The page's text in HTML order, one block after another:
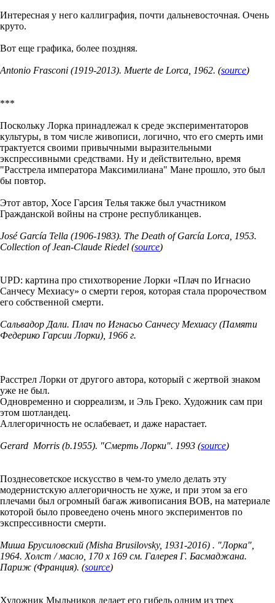
Интересная у него каллиграфия, почти дальневосточная. Очень
круто.
Вот еще графика, более поздняя.
Antonio Frasconi (1919-2013). Muerte de Lorca, 1962. (source)
***
Поскольку Лорка принадлежал к среде экспериментаторов
культуры, в том числе живописи, логично, что его смерть ими
трактуется своими привычными выразительными
экспрессивными средствами. Ну и действительно, время
"Расстрела императора Максимилиана" Мане прошло, это был
бы повтор.
Этот автор, Хосе Гарсия Телья также был участником
Гражданской войны на строне республиканцев.
José García Tella (1906-1983). The Death of García Lorca, 1953.
Collection of Jean-Claude Riedel (source)
UPD: картина про стихотворение Лорки «Плач по Игнасио
Санчесу Мехиасу» о смерти героя, которая стала пророчеством
его собственной смерти.
Сальвадор Дали. Плач по Игнасьо Санчесу Мехиасу (Памяти
Федерико Гарсии Лорки), 1966 г.
Расстрел Лорки от другого автора, который с жертвой знаком
уже не был.
Одновременно и сюрреализм, и Эль Греко. Художник сам при
этом шотландец.
Аллегоричность не ослабевает, и даже нарастает.
Gerard Morris (b.1955). "Смерть Лорки". 1993 (source)
Позднесоветское искусство в чем-то умело делать эту
модернистскую аллегоричность не хуже, и при этом за его
плечами был огромный багаж живописания ВОВ, на материале
которой было провеедено очень много экспериментов по
экспрессивности смерти.
Миша Брусиловский (Misha Brusilovsky, 1931-2016) . "Лорка",
1964. Холст / масло, 170 х 169 см. Галерея Г. Басмаджана.
Париж (Франция). (source)
Художник Мыльников делает его гибель одним из трех